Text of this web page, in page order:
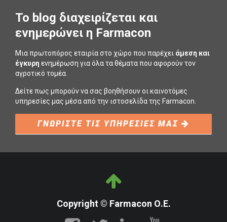
To blog διαχειρίζεται και
ενημερώνει η Farmacon
Μια πρωτοπόρος εταιρία στο χώρο που παρέχει άμεση και
έγκυρη ενημέρωση για όλα τα θέματα που αφορούν τον
αγροτικό τομέα.
Δείτε πως μπορούν να σας βοηθήσουν οι καινοτόμες
υπηρεσίες μας μέσα από την ιστοσελίδα της Farmacon.
ΓΝΩΡΙΣΤΕ ΤΙΣ ΥΠΗΡΕΣΙΕΣ ΜΑΣ
Copyright © Farmacon Ο.Ε.